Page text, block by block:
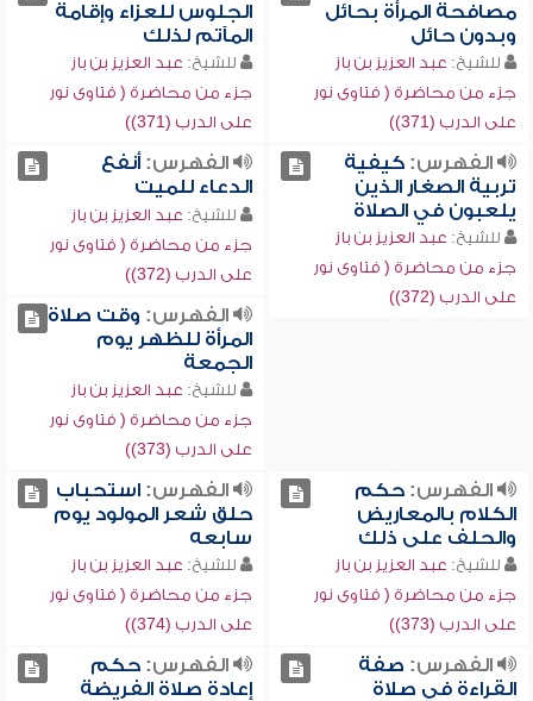
مصافحة المرأة بحائل
وبدون حائل
للشيخ: عبد العزيز بن باز
جزء من محاضرة ( فتاوى نور
على الدرب (371))
الجلوس للعزاء وإقامة
المآتم لذلك
للشيخ: عبد العزيز بن باز
جزء من محاضرة ( فتاوى نور
على الدرب (371))
الفهرس:كيفية
تربية الصغار الذين
يلعبون في الصلاة
للشيخ: عبد العزيز بن باز
جزء من محاضرة ( فتاوى نور
على الدرب (372))
الفهرس:أنفع
الدعاء للميت
للشيخ: عبد العزيز بن باز
جزء من محاضرة ( فتاوى نور
على الدرب (372))
الفهرس: وقت صلاة
المرأة للظهر يوم
الجمعة
للشيخ: عبد العزيز بن باز
جزء من محاضرة ( فتاوى نور
على الدرب (373))
الفهرس:حكم
الكلام بالمعاريض
والحلف على ذلك
للشيخ: عبد العزيز بن باز
جزء من محاضرة ( فتاوى نور
على الدرب (373))
الفهرس:استحباب
حلق شعر المولود يوم
سابعه
للشيخ: عبد العزيز بن باز
جزء من محاضرة ( فتاوى نور
على الدرب (374))
الفهرس: صفة
القراءة في صلاة
الفهرس:حكم
إعادة صلاة الفريضة